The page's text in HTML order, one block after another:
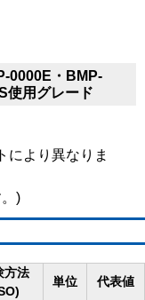
0000E・BMP-
用グレード
により異なりま
)
方法
単位 代表値